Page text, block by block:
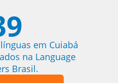
em Cuiabá
na Language
Brasil.